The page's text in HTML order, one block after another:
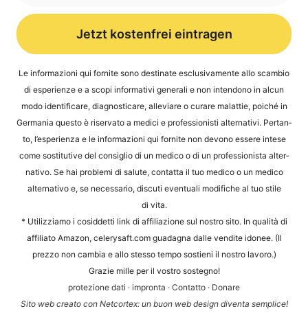
Jetzt kostenfrei eintragen
Le infor­ma­zio­ni qui for­ni­te sono desti­na­te esclu­si­v­a­men­te allo scam­bio
di espe­ri­en­ze e a sco­pi infor­ma­ti­vi gene­ra­li e non inten­do­no in alcun
modo iden­ti­fi­ca­re, dia­gno­sti­ca­re, alle­vi­a­re o cura­re malat­tie, poi­ché in
Ger­ma­nia ques­to è riser­va­to a medi­ci e pro­fes­sio­nis­ti alter­na­ti­vi. Per­tan­
to, l’e­s­pe­ri­en­za e le infor­ma­zio­ni qui for­ni­te non devo­no esse­re inte­se
come sosti­tu­ti­ve del con­siglio di un med­ico o di un pro­fes­sio­nis­ta alter­
na­tivo. Se hai pro­ble­mi di salu­te, contat­ta il tuo med­ico o un med­ico
alter­na­tivo e, se neces­sa­rio, dis­cu­ti even­tua­li modi­fi­che al tuo sti­le
di vita.
* Uti­liz­zia­mo i cosid­det­ti link di affi­lia­zio­ne sul nos­tro sito. In qua­li­tà di
affi­li­a­to Ama­zon, cele​ry​saft​.com gua­d­a­gna dal­le ven­dite ido­nee. (Il
prez­zo non cam­bia e allo stes­so tem­po sos­ti­eni il nos­tro lavoro.)
Gra­zie mil­le per il vos­tro sostegno!
pro­te­zio­ne dati · impron­ta · Con­tat­to · Dona­re
Sito web crea­to con Net­cortex: un buon web design diven­ta semplice!